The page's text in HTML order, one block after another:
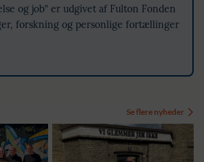
og job” er udgivet af Fulton Fonden
forskning og personlige fortællinger
Se flere nyheder